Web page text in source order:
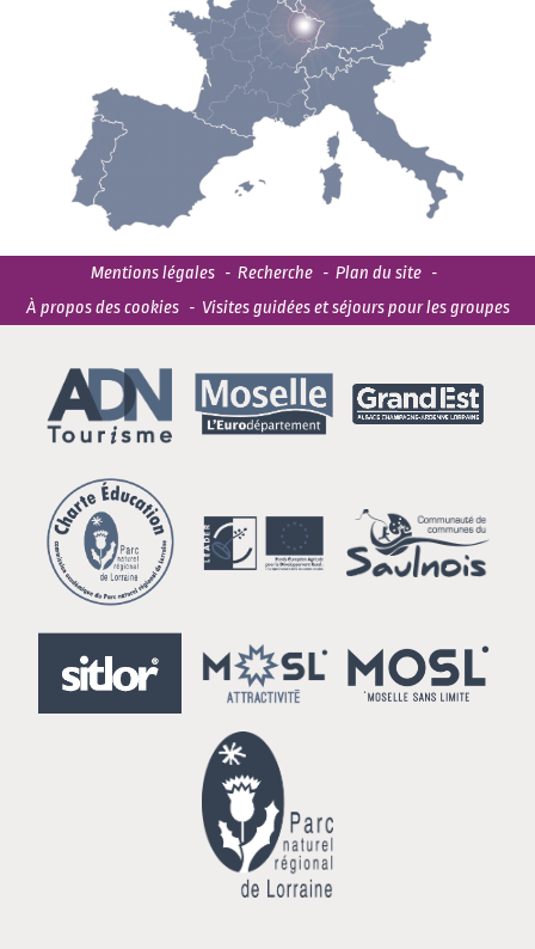
Mentions légales Recherche
Plan du site
À propos des cookies
Visites guidées et séjours pour les groupes